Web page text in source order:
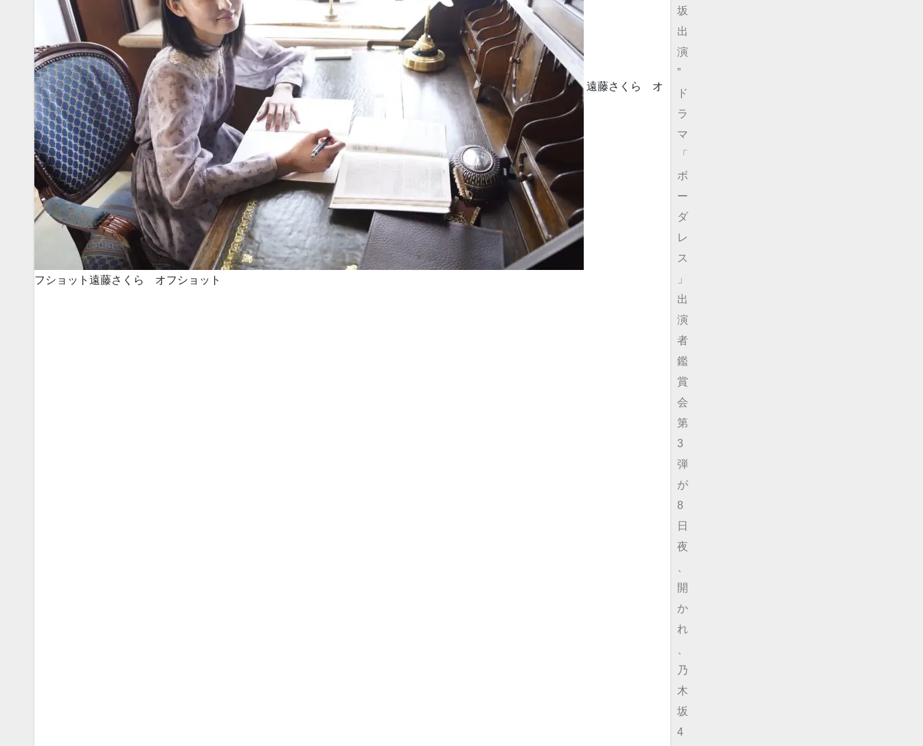
遠藤さくら オ
フショット 遠藤さくら オフショット
坂
出
演
”
ド
ラ
マ
「
ボ
ー
ダ
レ
ス
」
出
演
者
鑑
賞
会
第
3
弾
が
8
日
夜
開
か
れ
乃
木
坂
4